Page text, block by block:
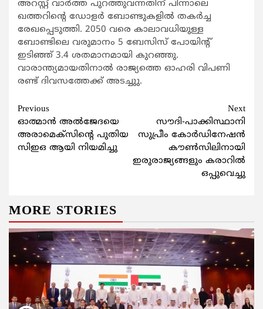
അറസ്റ്റ് വാര്‍ത്ത പുറത്തുവന്നതിന് പിന്നാലെ
ഖത്തറിന്റെ ഡോളര്‍ ബോണ്ടുകളില്‍ തകര്‍ച്ച
രേഖപ്പെടുത്തി. 2050 വരെ കാലാവധിയുള്ള
ബോണ്ടിലെ വരുമാനം 5 ബേസിസ് പോയിന്റ്
ഇടിഞ്ഞ് 3.4 ശതമാനമായി കുറഞ്ഞു.
വാരാന്ത്യമായതിനാല്‍ രാജ്യത്തെ ഓഹരി വിപണി
രണ്ട് ദിവസത്തേക്ക് അടച്ചുു.
Continue
Reading
Previous
ഓത്മാന്‍ അല്‍ജേദയെ
അരാമെക്‌സിന്റെ പുതിയ
സിഇഒ ആയി നിയമിച്ചു
Next
സൗദി-പാക്കിസ്ഥാനി
സുപ്രീം കോര്‍ഡിനേഷന്‍
കൗണ്‍സിലിനായി
ഇരുരാജ്യങ്ങളും കരാറില്‍
ഒപ്പുവെച്ചു
MORE STORIES